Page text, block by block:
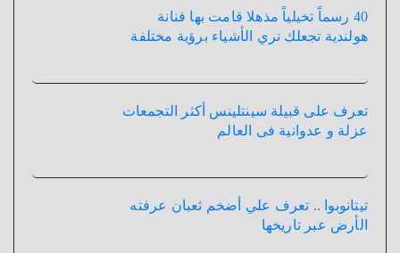
40 رسماً تخيلياً مذهلا قامت بها فنانة
هولندية تجعلك تري الأشياء برؤية مختلفة
تعرف على قبيلة سينتلينس أكثر التجمعات
عزلة و عدوانية فى العالم
تيتانوبوا .. تعرف علي أضخم ثعبان عرفته
الأرض عبر تاريخها